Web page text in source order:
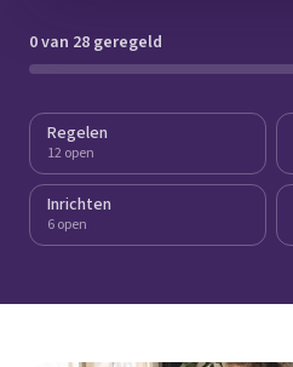
0 van 28 geregeld
Regelen
12 open
Inrichten
6 open